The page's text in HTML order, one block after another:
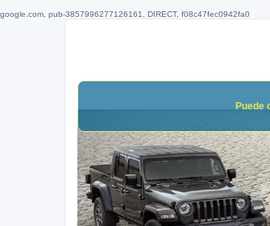
google.com, pub-3857996277126161, DIRECT, f08c47fec0942fa0
Puede